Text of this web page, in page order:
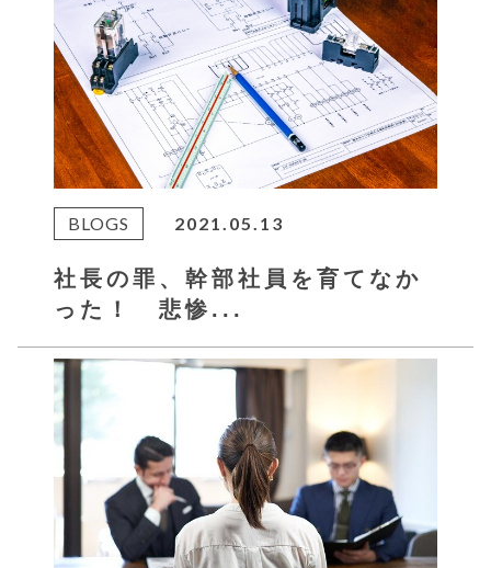
BLOGS 2021.05.13
社長の罪、幹部社員を育てなか
った！ 悲惨...